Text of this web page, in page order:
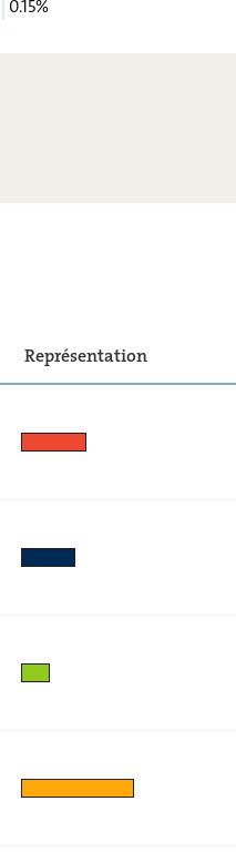
0.15%
Représentation